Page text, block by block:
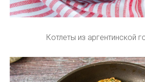
Котлеты из аргентинской